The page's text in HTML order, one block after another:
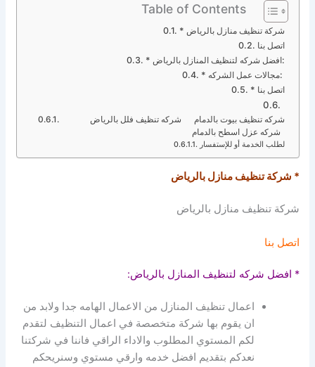
Table of Contents
* شركة تنظيف منازل بالرياض
اتصل بنا
* افضل شركه لتنظيف المنازل بالرياض:
* مجالات عمل الشركه:
* اتصل بنا
شركه تنظيف بيوت بالدمام شركه تنظيف فلل بالرياض
لطلب الخدمة أو للإستفسار
* شركة تنظيف منازل بالرياض
شركة تنظيف منازل بالرياض
اتصل بنا
* افضل شركه لتنظيف المنازل بالرياض:
اعمال تنظيف المنازل من الاعمال الهامه جدا ولابد من
ان يقوم بها شركة متخصصة في اعمال التنظيف لتقدم
لكم المستوي المطلوب والاداء الراقي فاننا في شركتنا
نعدكم بتقديم افضل خدمه وارقي مستوي وسنريحكم